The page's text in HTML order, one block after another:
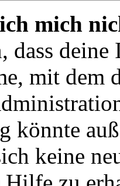
mich
dass
mit dem
könnte
keine